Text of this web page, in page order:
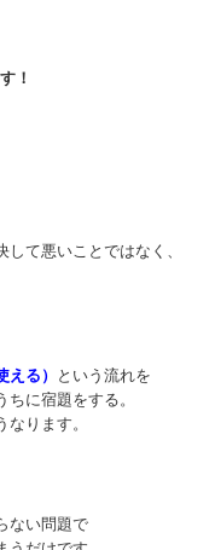
！
て悪いことではなく、
る）
という流れを
に宿題をする。
ります。
ない問題で